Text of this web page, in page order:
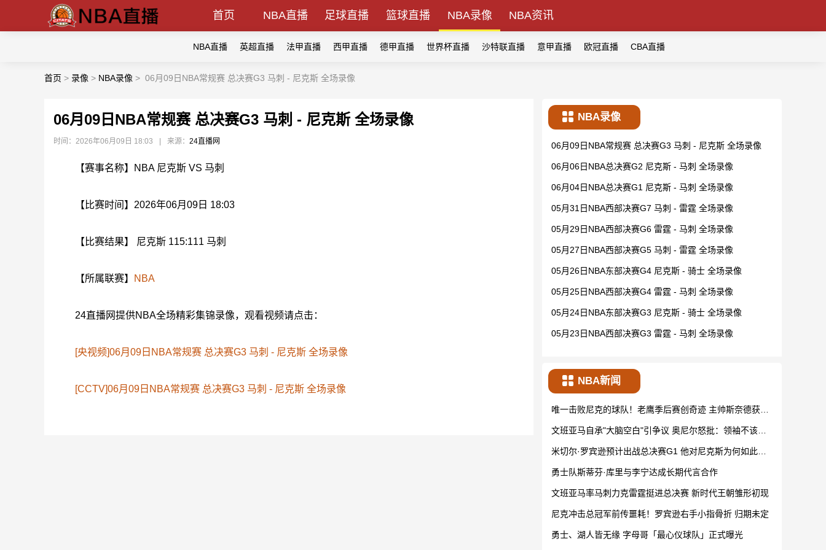
首页 NBA直播 足球直播 篮球直播 NBA录像 NBA资讯
NBA直播 英超直播 法甲直播 西甲直播 德甲直播 世界杯直播 沙特联直播 意甲直播 欧冠直播 CBA直播
首页 > 录像 > NBA录像 > 06月09日NBA常规赛 总决赛G3 马刺 - 尼克斯 全场录像
06月09日NBA常规赛 总决赛G3 马刺 - 尼克斯 全场录像
时间：2026年06月09日 18:03 来源： 24直播网
【赛事名称】NBA 尼克斯 VS 马刺
【比赛时间】2026年06月09日 18:03
【比赛结果】 尼克斯 115:111 马刺
【所属联赛】 NBA
24直播网提供NBA全场精彩集锦录像，观看视频请点击：
[央视频]06月09日NBA常规赛 总决赛G3 马刺 - 尼克斯 全场录像
[CCTV]06月09日NBA常规赛 总决赛G3 马刺 - 尼克斯 全场录像
NBA录像
06月09日NBA常规赛 总决赛G3 马刺 - 尼克斯 全场录像
06月06日NBA总决赛G2 尼克斯 - 马刺 全场录像
06月04日NBA总决赛G1 尼克斯 - 马刺 全场录像
05月31日NBA西部决赛G7 马刺 - 雷霆 全场录像
05月29日NBA西部决赛G6 雷霆 - 马刺 全场录像
05月27日NBA西部决赛G5 马刺 - 雷霆 全场录像
05月26日NBA东部决赛G4 尼克斯 - 骑士 全场录像
05月25日NBA西部决赛G4 雷霆 - 马刺 全场录像
05月24日NBA东部决赛G3 尼克斯 - 骑士 全场录像
05月23日NBA西部决赛G3 雷霆 - 马刺 全场录像
NBA新闻
唯一击败尼克的球队！老鹰季后赛创奇迹 主帅斯奈德获多
文班亚马自承"大脑空白"引争议 奥尼尔怒批：领袖不该说
米切尔·罗宾逊预计出战总决赛G1 他对尼克斯为何如此关
勇士队斯蒂芬·库里与李宁达成长期代言合作
文班亚马率马刺力克雷霆挺进总决赛 新时代王朝雏形初现
尼克冲击总冠军前传噩耗！罗宾逊右手小指骨折 归期未定
勇士、湖人皆无缘 字母哥「最心仪球队」正式曝光